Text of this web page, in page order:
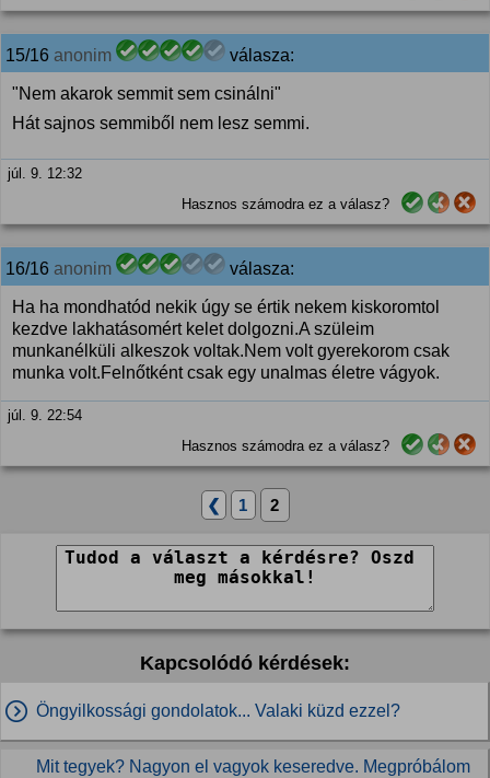
15/16 anonim válasza:
"Nem akarok semmit sem csinálni"
Hát sajnos semmiből nem lesz semmi.
júl. 9. 12:32
Hasznos számodra ez a válasz?
16/16 anonim válasza:
Ha ha mondhatód nekik úgy se értik nekem kiskoromtol
kezdve lakhatásomért kelet dolgozni.A szüleim
munkanélküli alkeszok voltak.Nem volt gyerekorom csak
munka volt.Felnőtként csak egy unalmas életre vágyok.
júl. 9. 22:54
Hasznos számodra ez a válasz?
❮ 1 2
Kapcsolódó kérdések:
Öngyilkossági gondolatok... Valaki küzd ezzel?
Mit tegyek? Nagyon el vagyok keseredve. Megpróbálom